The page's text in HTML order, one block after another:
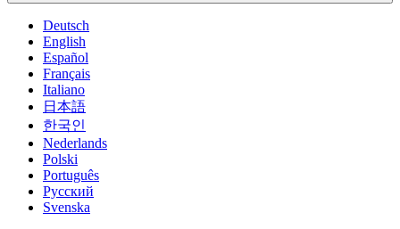
Deutsch
English
Español
Français
Italiano
日本語
한국인
Nederlands
Polski
Português
Pусский
Svenska